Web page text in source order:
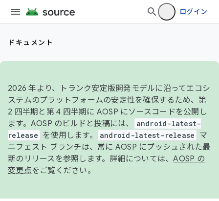
ログイン
ドキュメント
2026 年より、トランク安定版開発モデルに沿ってエコシ
ステムのプラットフォームの安定性を確保するため、第
2 四半期と第 4 四半期に AOSP にソースコードを公開し
ます。AOSP のビルドと投稿には、
android-latest-
release
を使用します。 android-latest-release
マ
ニフェスト ブランチは、常に AOSP にプッシュされた最
新のリリースを参照します。詳細については、AOSP の
変更点をご覧ください。